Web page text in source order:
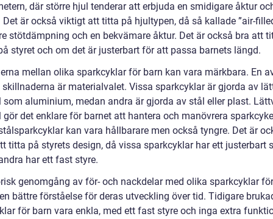
där större hjul tenderar att erbjuda en smidigare åktur
är också viktigt att titta på hjultypen, då så kallade ”air-
stötdämpning och en bekvämare åktur. Det är också bra att
styret och om det är justerbart för att passa barnets längd.
mellan olika sparkcyklar för barn kan vara märkbara. En
är materialvalet. Vissa sparkcyklar är gjorda av
som aluminium, medan andra är gjorda av stål eller plast.
gör det enklare för barnet att hantera och manövrera
kan vara hållbarare men också tyngre. Det är
titta på styrets design, då vissa sparkcyklar har ett justerbart
har ett fast styre.
genomgång av för- och nackdelar med olika sparkcyklar
bättre förståelse för deras utveckling över tid. Tidigare
för barn vara enkla, med ett fast styre och inga extra